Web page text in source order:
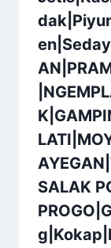
SALAK